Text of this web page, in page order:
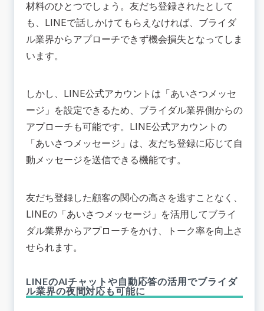
材料のひとつでしょう。友だち登録されたとして
も、LINEで話しかけてもらえなければ、ブライダ
ル業界からアプローチできず機会損失となってしま
います。
しかし、LINE公式アカウントは「あいさつメッセ
ージ」を設定できるため、ブライダル業界側からの
アプローチも可能です。LINE公式アカウントの
「あいさつメッセージ」は、友だち登録に応じて自
動メッセージを送信できる機能です。
友だち登録した顧客の関心の高さを逃すことなく、
LINEの「あいさつメッセージ」を活用してブライ
ダル業界からアプローチをかけ、トーク率を向上さ
せられます。
LINEのAIチャットや自動応答の活用でブライダ
ル業界の夜間対応も可能に